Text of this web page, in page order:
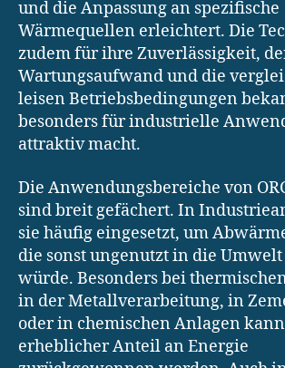
und die Anpassung an spezifische
Wärmequellen erleichtert. Die
zudem für ihre Zuverlässigkeit,
Wartungsaufwand und die
leisen Betriebsbedingungen
besonders für industrielle
attraktiv macht.
Die Anwendungsbereiche von
sind breit gefächert. In
sie häufig eingesetzt, um
die sonst ungenutzt in die
würde. Besonders bei
in der Metallverarbeitung, in
oder in chemischen Anlagen
erheblicher Anteil an Energie